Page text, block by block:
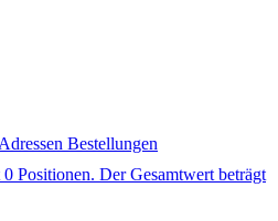
Adressen Bestellungen
Positionen. Der Gesamtwert beträgt